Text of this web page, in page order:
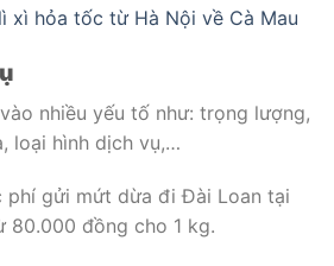
xì hỏa tốc từ Hà Nội về Cà Mau
nhiều yếu tố như: trọng lượng,
loại hình dịch vụ,…
phí gửi mứt dừa đi Đài Loan tại
80.000 đồng cho 1 kg.